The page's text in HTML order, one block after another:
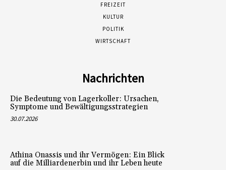
FREIZEIT
KULTUR
POLITIK
WIRTSCHAFT
Nachrichten
Die Bedeutung von Lagerkoller: Ursachen,
Symptome und Bewältigungsstrategien
30.07.2026
Athina Onassis und ihr Vermögen: Ein Blick
auf die Milliardenerbin und ihr Leben heute